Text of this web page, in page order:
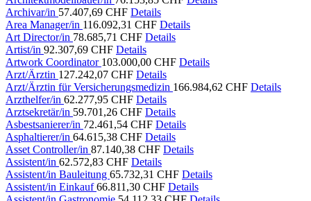
Archivar/in 57.407,69 CHF Details
Area Manager/in 116.092,31 CHF Details
Art Director/in 78.685,71 CHF Details
Artist/in 92.307,69 CHF Details
Artwork Coordinator 103.000,00 CHF Details
Arzt/Ärztin 127.242,07 CHF Details
Arzt/Ärztin für Versicherungsmedizin 166.984,62 CHF Details
Arzthelfer/in 62.277,95 CHF Details
Arztsekretär/in 59.701,26 CHF Details
Asbestsanierer/in 72.461,54 CHF Details
Asphaltierer/in 64.615,38 CHF Details
Asset Controller/in 87.140,38 CHF Details
Assistent/in 62.572,83 CHF Details
Assistent/in Bauleitung 65.732,31 CHF Details
Assistent/in Einkauf66.811,30 CHF Details